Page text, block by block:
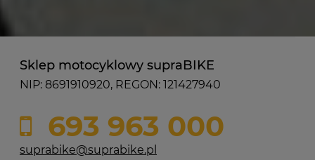
Sklep motocyklowy supraBIKE
NIP: 8691910920, REGON: 121427940
693 963 000
suprabike@suprabike.pl